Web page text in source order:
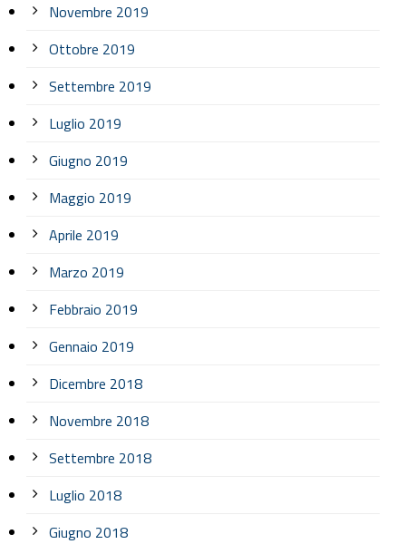
Novembre 2019
Ottobre 2019
Settembre 2019
Luglio 2019
Giugno 2019
Maggio 2019
Aprile 2019
Marzo 2019
Febbraio 2019
Gennaio 2019
Dicembre 2018
Novembre 2018
Settembre 2018
Luglio 2018
Giugno 2018